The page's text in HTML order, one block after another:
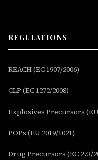
REGULATIONS
REACH (EC 1907/2006)
CLP (EC 1272/2008)
Explosives Precursors (EU
POPs (EU 2019/1021)
Drug Precursors (EC 273/